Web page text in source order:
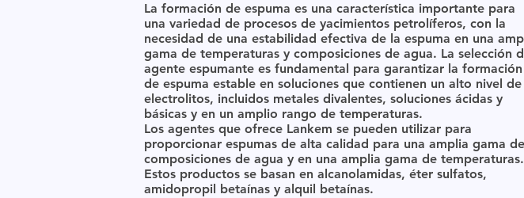
La formación de espuma es una característica importante para
una variedad de procesos de yacimientos petrolíferos, con la
necesidad de una estabilidad efectiva de la espuma en una
gama de temperaturas y composiciones de agua. La selección
agente espumante es fundamental para garantizar la formación
de espuma estable en soluciones que contienen un alto nivel de
electrolitos, incluidos metales divalentes, soluciones ácidas y
básicas y en un amplio rango de temperaturas.
Los agentes que ofrece Lankem se pueden utilizar para
proporcionar espumas de alta calidad para una amplia gama de
composiciones de agua y en una amplia gama de temperaturas.
Estos productos se basan en alcanolamidas, éter sulfatos,
amidopropil betaínas y alquil betaínas.